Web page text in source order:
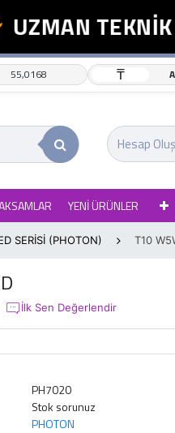
TEKNİK
55,0168 ₸
Hesap
YENİ ÜRÜNLER
SERİSİ (PHOTON) T10
İlk Sen Değerlendir
PH7020
Stok sorunuz
PHOTON